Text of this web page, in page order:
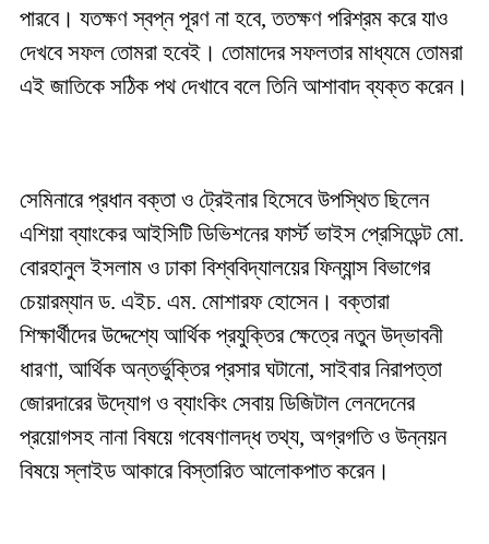
পারবে। যতক্ষণ স্বপ্ন পূরণ না হবে, ততক্ষণ পরিশ্রম করে যাও
দেখবে সফল তোমরা হবেই। তোমাদের সফলতার মাধ্যমে তোমরা
এই জাতিকে সঠিক পথ দেখাবে বলে তিনি আশাবাদ ব্যক্ত করেন।
সেমিনারে প্রধান বক্তা ও ট্রেইনার হিসেবে উপস্থিত ছিলেন
এশিয়া ব্যাংকের আইসিটি ডিভিশনের ফার্স্ট ভাইস প্রেসিডেন্ট মো.
বোরহানুল ইসলাম ও ঢাকা বিশ্ববিদ্যালয়ের ফিন্যান্স বিভাগের
চেয়ারম্যান ড. এইচ. এম. মোশারফ হোসেন। বক্তারা
শিক্ষার্থীদের উদ্দেশ্যে আর্থিক প্রযুক্তির ক্ষেত্রে নতুন উদ্ভাবনী
ধারণা, আর্থিক অন্তর্ভুক্তির প্রসার ঘটানো, সাইবার নিরাপত্তা
জোরদারের উদ্যোগ ও ব্যাংকিং সেবায় ডিজিটাল লেনদেনের
প্রয়োগসহ নানা বিষয়ে গবেষণালদ্ধ তথ্য, অগ্রগতি ও উন্নয়ন
বিষয়ে স্লাইড আকারে বিস্তারিত আলোকপাত করেন।